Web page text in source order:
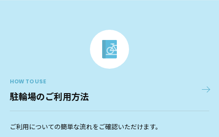
HOW TO USE
駐輪場のご利用方法
ご利用についての簡単な流れをご確認いただけます。